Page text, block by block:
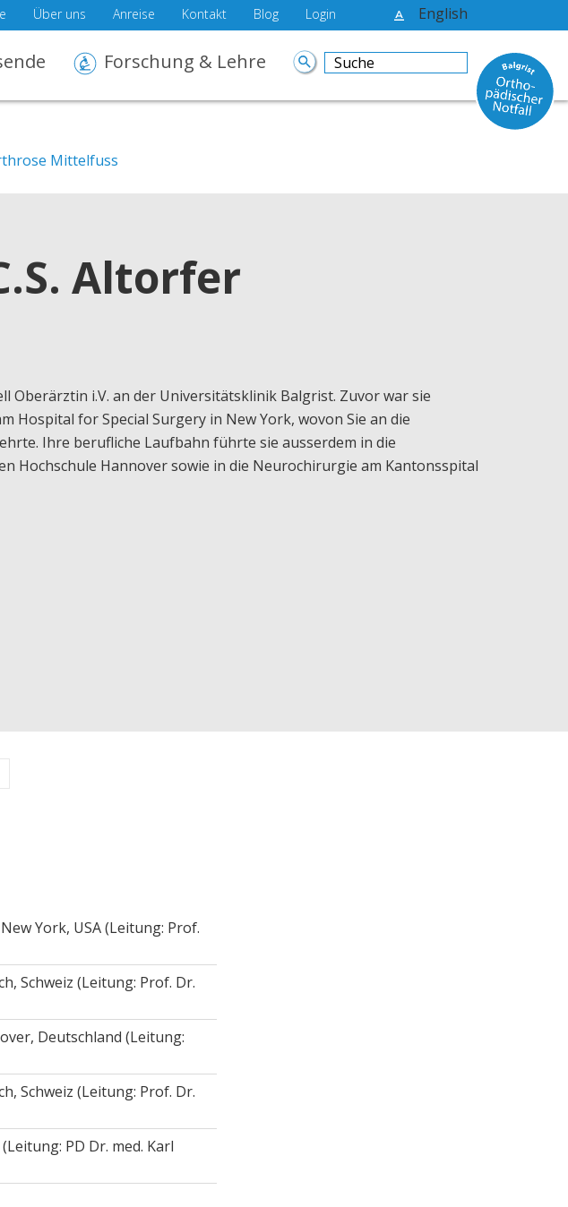
English
Über uns Anreise Kontakt Blog Login
Forschung & Lehre
Mittelfuss
Altorfer
Oberärztin i.V. an der Universitätsklinik Balgrist. Zuvor war sie
Hospital for Special Surgery in New York, wovon Sie an die
Ihre berufliche Laufbahn führte sie ausserdem in die
Hochschule Hannover sowie in die Neurochirurgie am Kantonsspital
York, USA (Leitung: Prof.
Schweiz (Leitung: Prof. Dr.
Deutschland (Leitung:
Schweiz (Leitung: Prof. Dr.
PD Dr. med. Karl